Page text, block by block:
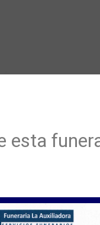
esta